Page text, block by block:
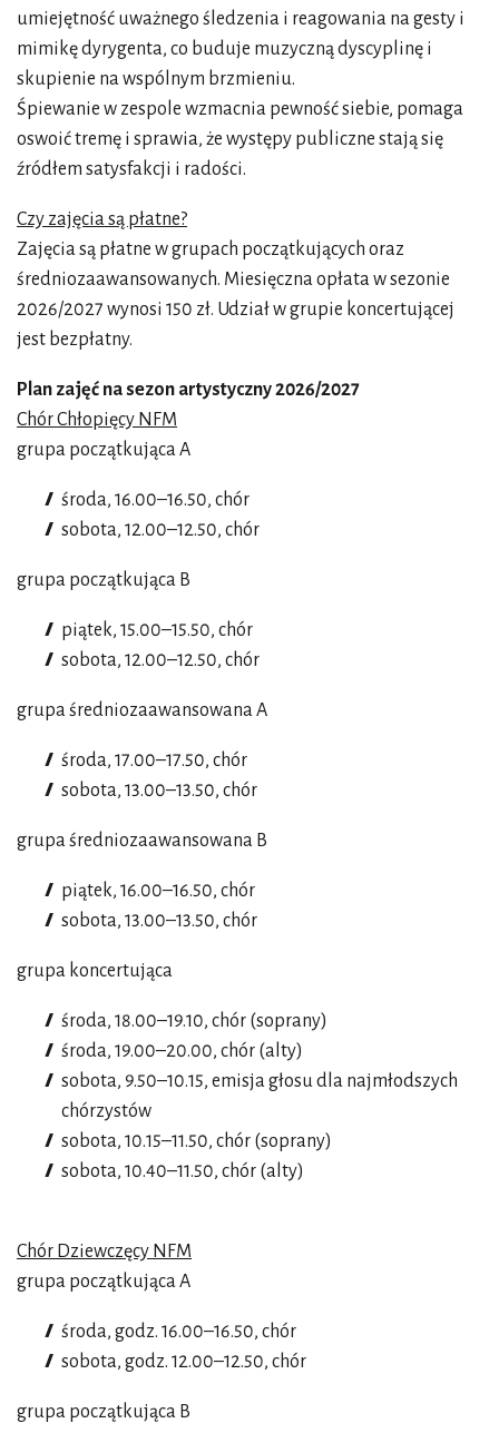
umiejętność uważnego śledzenia i reagowania na gesty i
mimikę dyrygenta, co buduje muzyczną dyscyplinę i
skupienie na wspólnym brzmieniu.
Śpiewanie w zespole wzmacnia pewność siebie, pomaga
oswoić tremę i sprawia, że występy publiczne stają się
źródłem satysfakcji i radości.
Czy zajęcia są płatne?
Zajęcia są płatne w grupach początkujących oraz
średniozaawansowanych. Miesięczna opłata w sezonie
2026/2027 wynosi 150 zł. Udział w grupie koncertującej
jest bezpłatny.
Plan zajęć na sezon artystyczny 2026/2027
Chór Chłopięcy NFM
grupa początkująca A
środa, 16.00–16.50, chór
sobota, 12.00–12.50, chór
grupa początkująca B
piątek, 15.00–15.50, chór
sobota, 12.00–12.50, chór
grupa średniozaawansowana A
środa, 17.00–17.50, chór
sobota, 13.00–13.50, chór
grupa średniozaawansowana B
piątek, 16.00–16.50, chór
sobota, 13.00–13.50, chór
grupa koncertująca
środa, 18.00–19.10, chór (soprany)
środa, 19.00–20.00, chór (alty)
sobota, 9.50–10.15, emisja głosu dla najmłodszych
chórzystów
sobota, 10.15–11.50, chór (soprany)
sobota, 10.40–11.50, chór (alty)
Chór Dziewczęcy NFM
grupa początkująca A
środa, godz. 16.00–16.50, chór
sobota, godz. 12.00–12.50, chór
grupa początkująca B